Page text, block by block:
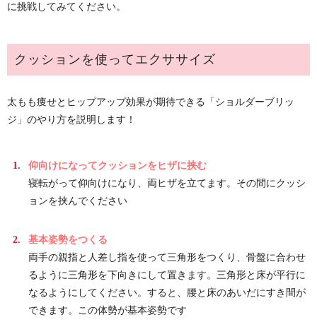
に挑戦してみてください。
クッションを使ってエクササイズ
太もも痩せとヒップアップ効果が期待できる「ショルダーブリッ
ジ」のやり方を説明します！
仰向けになってクッションをヒザに挟む
寝転がって仰向けになり、両ヒザを立てます。その間にクッシ
ョンを挟んでください
基本姿勢をつくる
両手の親指と人差し指を使って三角形をつくり、骨盤に合わせ
るように三角形を下向きにして置きます。三角形と床が平行に
なるようにしてください。すると、腰と床のあいだにすき間が
できます。この体勢が基本姿勢です